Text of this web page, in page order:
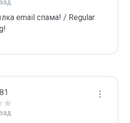
email спама! / Regular